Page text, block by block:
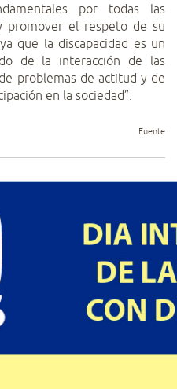
por todas las
promover el respeto de su
que la discapacidad es un
de la interacción de las
problemas de actitud y de
en la sociedad”.
Fuente